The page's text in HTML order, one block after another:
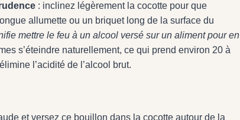
: inclinez légèrement la cocotte pour que
allumette ou un briquet long de la surface du
mettre le feu à un alcool versé sur un aliment pour en
s’éteindre naturellement, ce qui prend environ 20 à
l’acidité de l’alcool brut.
et versez ce bouillon dans la cocotte autour de la